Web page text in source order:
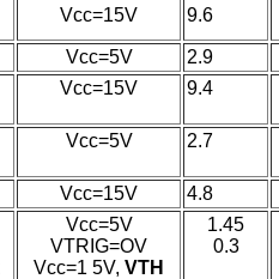
Vcc=15V 9.6
Vcc=5V 2.9
Vcc=15V 9.4
Vcc=5V 2.7
Vcc=15V 4.8
Vcc=5V
VTRIG=OV
Vcc=1 5V, VTH
1.45
0.3